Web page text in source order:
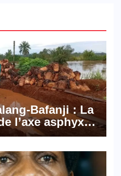
Bafanji : La
l’axe asphyxie